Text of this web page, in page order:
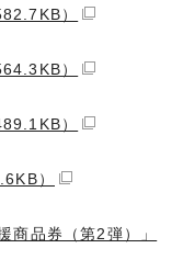
）
）
）
）
商品券（第2弾）」